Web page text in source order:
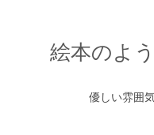
絵本のよ
優しい雰囲